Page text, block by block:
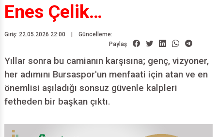
Enes Çelik…
Giriş: 22.05.2026 22:00 |
Güncelleme:
Paylaş
Yıllar sonra bu camianın karşısına; genç, vizyoner,
her adımını Bursaspor'un menfaati için atan ve en
önemlisi aşıladığı sonsuz güvenle kalpleri
fetheden bir başkan çıktı.